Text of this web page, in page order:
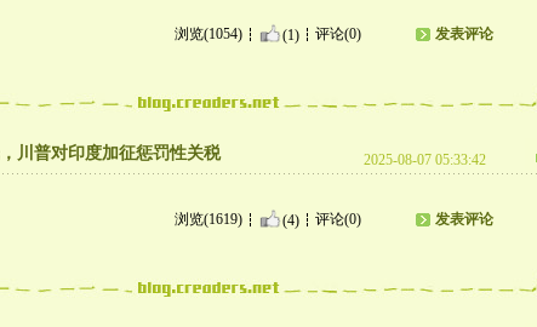
浏览(1054) (1) 评论(0) 发表评论
川普对印度加征惩罚性关税 2025-08-07 05:33:42
浏览(1619) (4) 评论(0) 发表评论